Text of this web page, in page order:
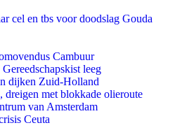
cel en tbs voor doodslag Gouda
Cambuur
leeg
dijken Zuid-Holland
dreigen met blokkade olieroute
van Amsterdam
Ceuta